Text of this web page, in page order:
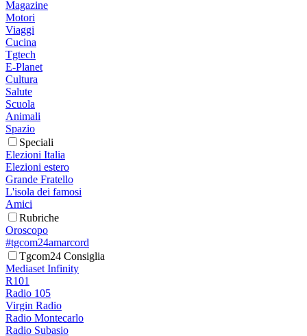
Magazine
Motori
Viaggi
Cucina
Tgtech
E-Planet
Cultura
Salute
Scuola
Animali
Spazio
Speciali
Elezioni Italia
Elezioni estero
Grande Fratello
L'isola dei famosi
Amici
Rubriche
Oroscopo
#tgcom24amarcord
Tgcom24 Consiglia
Mediaset Infinity
R101
Radio 105
Virgin Radio
Radio Montecarlo
Radio Subasio